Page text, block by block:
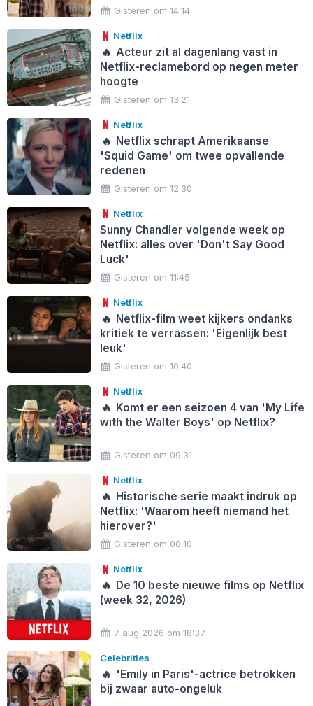
Gisteren om 14:14
Netflix
🔥 Acteur zit al dagenlang vast in
Netflix-reclamebord op negen meter
hoogte
Gisteren om 13:21
Netflix
🔥 Netflix schrapt Amerikaanse
'Squid Game' om twee opvallende
redenen
Gisteren om 12:30
Netflix
Sunny Chandler volgende week op
Netflix: alles over 'Don't Say Good
Luck'
Gisteren om 11:45
Netflix
🔥 Netflix-film weet kijkers ondanks
kritiek te verrassen: 'Eigenlijk best
leuk'
Gisteren om 10:40
Netflix
🔥 Komt er een seizoen 4 van 'My Life
with the Walter Boys' op Netflix?
Gisteren om 09:31
Netflix
🔥 Historische serie maakt indruk op
Netflix: 'Waarom heeft niemand het
hierover?'
Gisteren om 08:10
Netflix
🔥 De 10 beste nieuwe films op Netflix
(week 32, 2026)
7 aug 2026 om 18:37
Celebrities
🔥 'Emily in Paris'-actrice betrokken
bij zwaar auto-ongeluk